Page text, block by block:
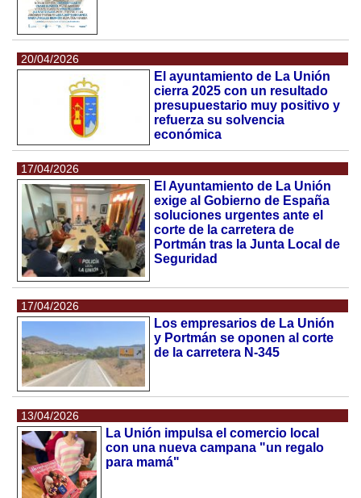
20/04/2026
El ayuntamiento de La Unión
cierra 2025 con un resultado
presupuestario muy positivo y
refuerza su solvencia
económica
17/04/2026
El Ayuntamiento de La Unión
exige al Gobierno de España
soluciones urgentes ante el
corte de la carretera de
Portmán tras la Junta Local de
Seguridad
17/04/2026
Los empresarios de La Unión
y Portmán se oponen al corte
de la carretera N-345
13/04/2026
La Unión impulsa el comercio local
con una nueva campana "un regalo
para mamá"